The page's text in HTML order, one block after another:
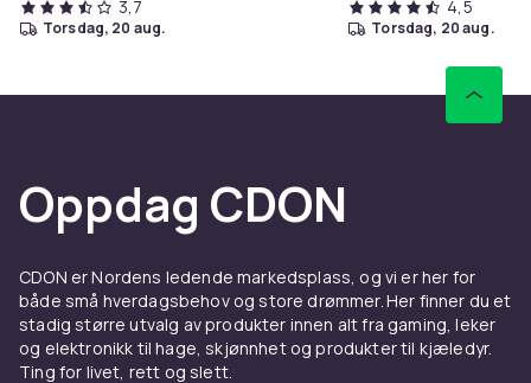
Produktsikkerhetsinformasjon
3,7
torsdag, 20 aug.
4,5
torsdag, 20 aug.
Oppdag CDON
CDON er Nordens ledende markedsplass, og vi er her for
både små hverdagsbehov og store drømmer. Her finner du et
stadig større utvalg av produkter innen alt fra gaming, leker
og elektronikk til hage, skjønnhet og produkter til kjæledyr.
Ting for livet, rett og slett.